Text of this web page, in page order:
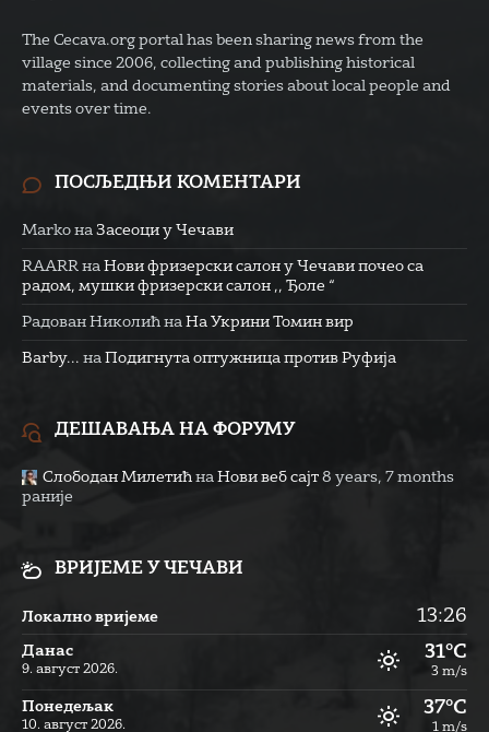
The Cecava.org portal has been sharing news from the
village since 2006, collecting and publishing historical
materials, and documenting stories about local people and
events over time.
ПОСЉЕДЊИ КОМЕНТАРИ
Marko на Засеоци у Чечави
RAARR на Нови фризерски салон у Чечави почео са
радом, мушки фризерски салон ,, Ђоле “
Радован Николић на На Укрини Томин вир
Barby... на Подигнута оптужница против Руфија
ДЕШАВАЊА НА ФОРУМУ
Слободан Милетић на Нови веб сајт 8 years, 7 months
раније
ВРИЈЕМЕ У ЧЕЧАВИ
Локално вријеме 13:26
Данас
9. август 2026.
31°C
3 m/s
Понедељак
10. август 2026.
37°C
1 m/s